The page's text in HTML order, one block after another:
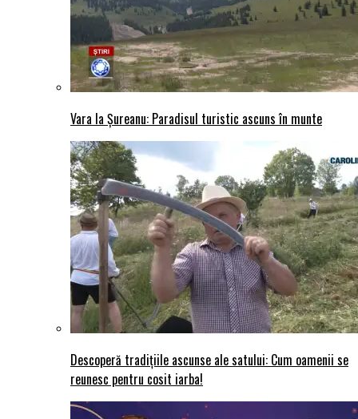
Vara la Șureanu: Paradisul turistic ascuns în munte
Descoperă tradițiile ascunse ale satului: Cum oamenii se
reunesc pentru cosit iarba!